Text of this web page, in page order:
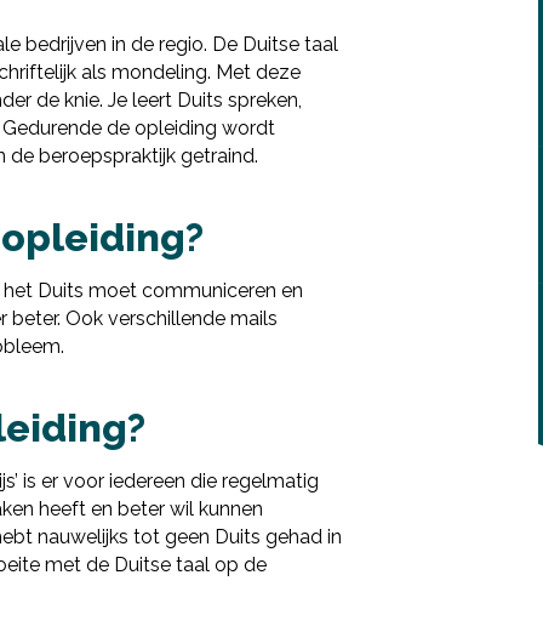
bedrijven in de regio. De Duitse taal
als mondeling. Met deze
de knie. Je leert Duits spreken,
de opleiding wordt
de beroepspraktijk getraind.
het Duits moet communiceren en
Ook verschillende mails
is er voor iedereen die regelmatig
heeft en beter wil kunnen
nauwelijks tot geen Duits gehad in
met de Duitse taal op de
Deel via Twitter